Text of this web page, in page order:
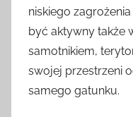
niskiego
być aktywny także
samotnikiem,
swojej przestrzeni
samego gatunku.